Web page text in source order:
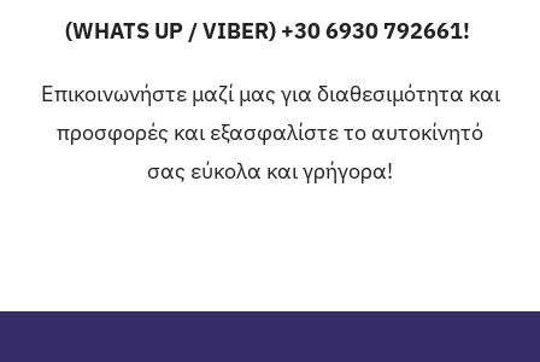
(WHATS UP / VIBER) +30 6930 792661!
Επικοινωνήστε μαζί μας για διαθεσιμότητα και
προσφορές και εξασφαλίστε το αυτοκίνητό
σας εύκολα και γρήγορα!